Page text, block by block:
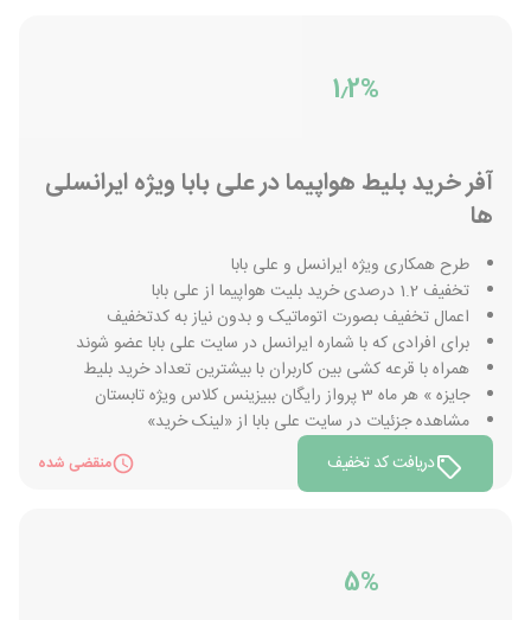
1٫2%
آفر خرید بلیط هواپیما در علی بابا ویژه ایرانسلی
ها
طرح همکاری ویژه ایرانسل و علی بابا
تخفیف 1.2 درصدی خرید بلیت هواپیما از علی بابا
اعمال تخفیف بصورت اتوماتیک و بدون نیاز به کدتخفیف
برای افرادی که با شماره ایرانسل در سایت علی بابا عضو شوند
همراه با قرعه کشی بین کاربران با بیشترین تعداد خرید بلیط
جایزه » هر ماه 3 پرواز رایگان ببیزینس کلاس ویژه تابستان
مشاهده جزئیات در سایت علی بابا از «لینک خرید»
دریافت کد تخفیف
منقضی شده
5%